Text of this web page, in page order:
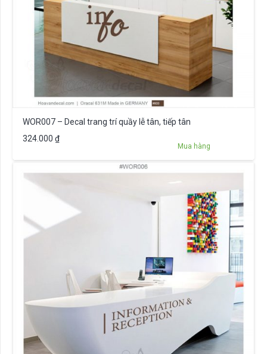
WOR007 – Decal trang trí quầy lễ tân, tiếp tân
324.000 ₫
Mua hàng